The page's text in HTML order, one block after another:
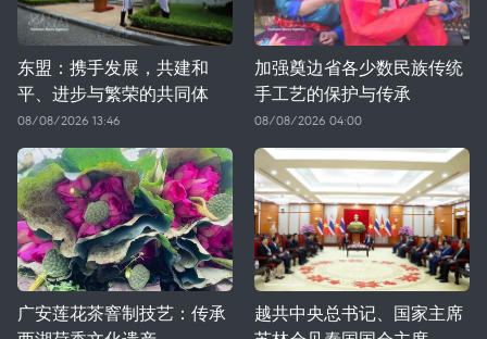
东盟：携手发展，共建和
平、进步与繁荣的共同体
08/08/2026 13:46
加强奠边省各少数民族传统
手工艺的保护与传承
08/08/2026 04:00
广安莲花茶窨制技艺：传承
越共中央总书记、国家主席